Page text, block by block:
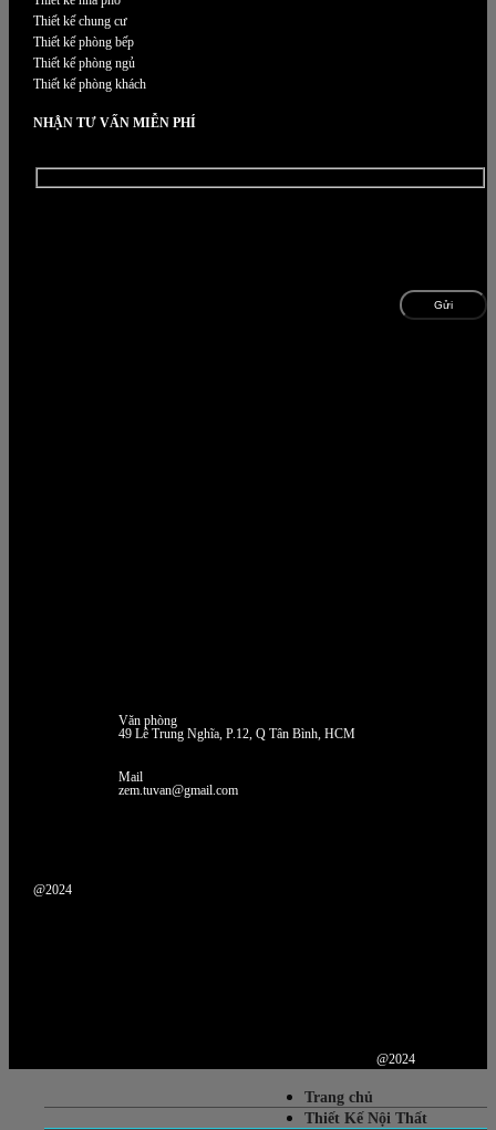
Thiết kế chung cư
Thiết kế phòng bếp
Thiết kế phòng ngủ
Thiết kế phòng khách
NHẬN TƯ VẤN MIỄN PHÍ
Văn phòng
49 Lê Trung Nghĩa, P.12, Q Tân Bình, HCM
Mail
zem.tuvan@gmail.com
@2024
@2024
Trang chủ
Thiết Kế Nội Thất